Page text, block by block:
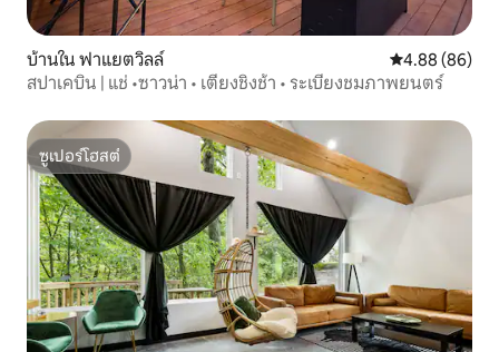
บ้านใน ฟาแยตวิลล์ คะแนนเฉลี่ย
4.88 (86)
สปาเคบิน | แช่ •ซาวน่า • เตียงชิงช้า • ระเบียงชมภาพยนตร์
ซูเปอร์โฮสต์
ซูเปอร์โฮสต์